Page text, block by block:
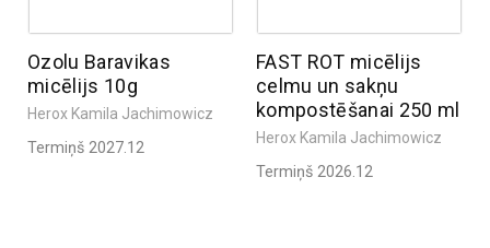
Ozolu Baravikas
micēlijs 10g
Herox Kamila Jachimowicz
Termiņš 2027.12
FAST ROT micēlijs
celmu un sakņu
kompostēšanai 250 ml
Herox Kamila Jachimowicz
Termiņš 2026.12